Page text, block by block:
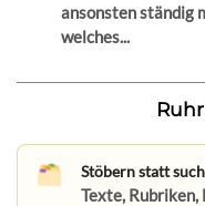
ansonsten ständig
welches...
Stöbern statt
Texte, Rubriken,